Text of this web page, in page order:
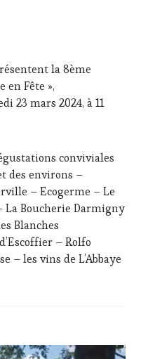
la 8ème
en Fête »,
23 mars 2024, à 11
conviviales
des environs –
– Ecogerme – Le
La Boucherie Darmigny
Blanches
– Rolfo
– les vins de L’Abbaye
the date : Noël Mantel